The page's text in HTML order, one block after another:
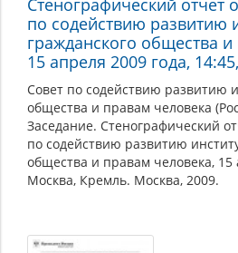
Стенографический отчет
по содействию развитию
гражданского общества
15 апреля 2009 года,
Совет по содействию развитию
общества и правам человека
Заседание. Стенографический
по содействию развитию
общества и правам человека, 15
Москва, Кремль. Москва, 2009.